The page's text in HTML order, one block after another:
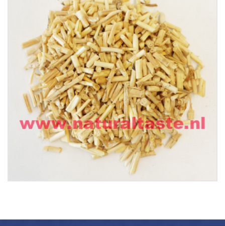
BAI MAO GEN • Rhizoma Imperatae
€9.50